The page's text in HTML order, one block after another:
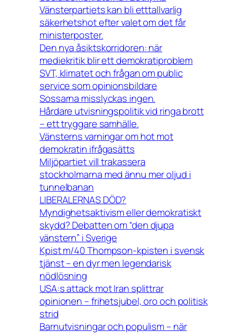
Vänsterpartiets kan bli etttallvarlig
säkerhetshot efter valet om det får
ministerposter.
Den nya åsiktskorridoren: när
mediekritik blir ett demokratiproblem
SVT, klimatet och frågan om public
service som opinionsbildare
Sossarna misslyckas ingen.
Hårdare utvisningspolitik vid ringa brott
– ett tryggare samhälle.
Vänsterns varningar om hot mot
demokratin ifrågasätts
Miljöpartiet vill trakassera
stockholmarna med ännu mer oljud i
tunnelbanan
LIBERALERNAS DÖD?
Myndighetsaktivism eller demokratiskt
skydd? Debatten om “den djupa
vänstern” i Sverige
Kpist m/40 Thompson-kpisten i svensk
tjänst – en dyr men legendarisk
nödlösning
USA:s attack mot Iran splittrar
opinionen – frihetsjubel, oro och politisk
strid
Barnutvisningar och populism – när